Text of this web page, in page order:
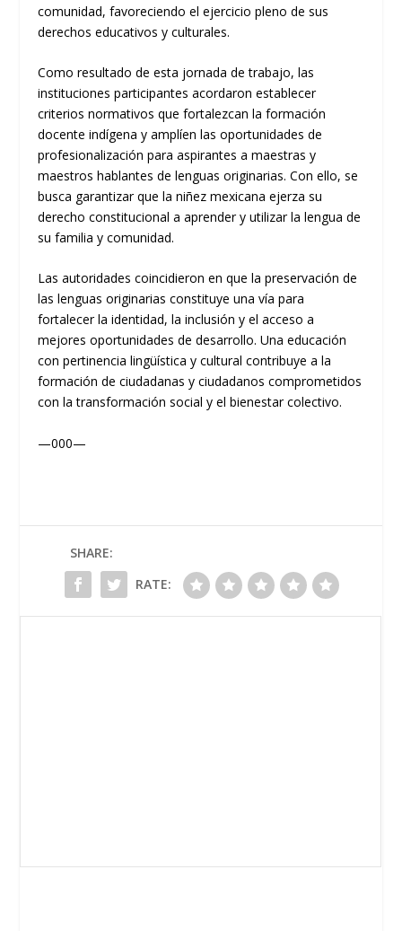
comunidad, favoreciendo el ejercicio pleno de sus
derechos educativos y culturales.
Como resultado de esta jornada de trabajo, las
instituciones participantes acordaron establecer
criterios normativos que fortalezcan la formación
docente indígena y amplíen las oportunidades de
profesionalización para aspirantes a maestras y
maestros hablantes de lenguas originarias. Con ello, se
busca garantizar que la niñez mexicana ejerza su
derecho constitucional a aprender y utilizar la lengua de
su familia y comunidad.
Las autoridades coincidieron en que la preservación de
las lenguas originarias constituye una vía para
fortalecer la identidad, la inclusión y el acceso a
mejores oportunidades de desarrollo. Una educación
con pertinencia lingüística y cultural contribuye a la
formación de ciudadanas y ciudadanos comprometidos
con la transformación social y el bienestar colectivo.
—000—
SHARE:
RATE: